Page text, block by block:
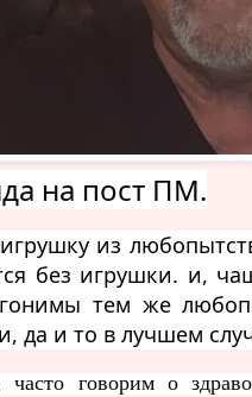
на пост ПМ.
из
без игрушки. и,
тем же
да и то в лучшем
часто говорим о